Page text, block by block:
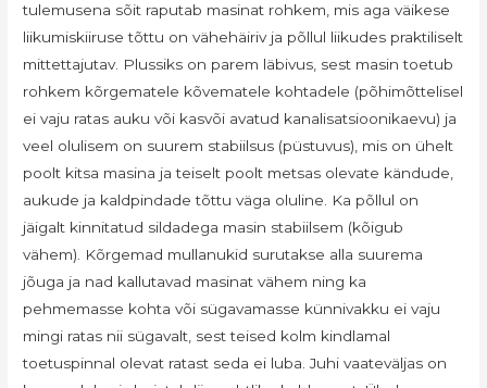
tulemusena sõit raputab masinat rohkem, mis aga väikese
liikumiskiiruse tõttu on vähehäiriv ja põllul liikudes praktiliselt
mittettajutav. Plussiks on parem läbivus, sest masin toetub
rohkem kõrgematele kõvematele kohtadele (põhimõttelisel
ei vaju ratas auku või kasvõi avatud kanalisatsioonikaevu) ja
veel olulisem on suurem stabiilsus (püstuvus), mis on ühelt
poolt kitsa masina ja teiselt poolt metsas olevate kändude,
aukude ja kaldpindade tõttu väga oluline. Ka põllul on
jäigalt kinnitatud sildadega masin stabiilsem (kõigub
vähem). Kõrgemad mullanukid surutakse alla suurema
jõuga ja nad kallutavad masinat vähem ning ka
pehmemasse kohta või sügavamasse künnivakku ei vaju
mingi ratas nii sügavalt, sest teised kolm kindlamal
toetuspinnal olevat ratast seda ei luba. Juhi vaateväljas on